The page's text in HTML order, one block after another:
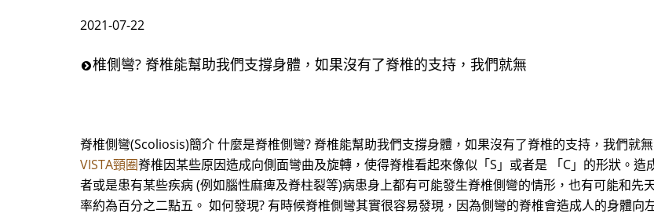
2021-07-22
椎側彎? 脊椎能幫助我們支撐身體，如果沒有了脊椎的支持，我們就無
脊椎側彎(Scoliosis)簡介 什麼是脊椎側彎? 脊椎能幫助我們支撐身體，如果沒有了脊椎的支持，我們就
VISTA頸圈脊椎因某些原因造成向側面彎曲及旋轉，使得脊椎看起來像似「S」或者是 「C」的形狀。
者或是患有某些疾病 (例如腦性麻痺及脊柱裂等)病患身上都有可能發生脊椎側彎的情形，也有可能和
率約為百分之二點五。 如何發現? 有時候脊椎側彎其實很容易發現，因為側彎的脊椎會造成人的身體向